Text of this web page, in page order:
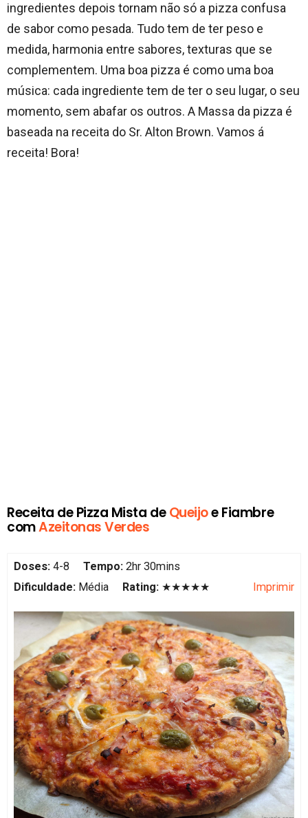
ingredientes depois tornam não só a pizza confusa
de sabor como pesada. Tudo tem de ter peso e
medida, harmonia entre sabores, texturas que se
complementem. Uma boa pizza é como uma boa
música: cada ingrediente tem de ter o seu lugar, o seu
momento, sem abafar os outros. A Massa da pizza é
baseada na receita do Sr. Alton Brown. Vamos á
receita! Bora!
Receita de Pizza Mista deQueijoe Fiambre
comAzeitonas Verdes
Doses: 4-8 Tempo: 2hr 30mins
Dificuldade: Média Rating: ★★★★★ Imprimir